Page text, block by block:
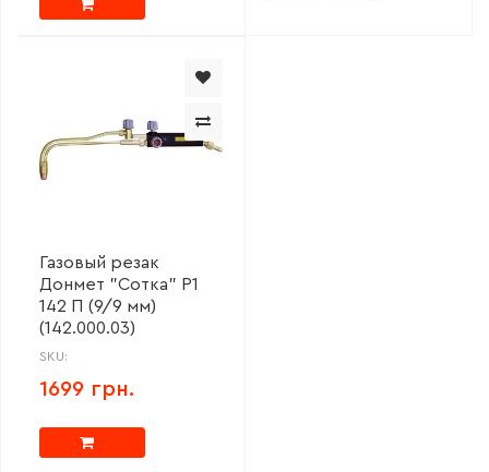
Газовый резак
Донмет "Сотка" Р1
142 П (9/9 мм)
(142.000.03)
SKU:
1699 грн.